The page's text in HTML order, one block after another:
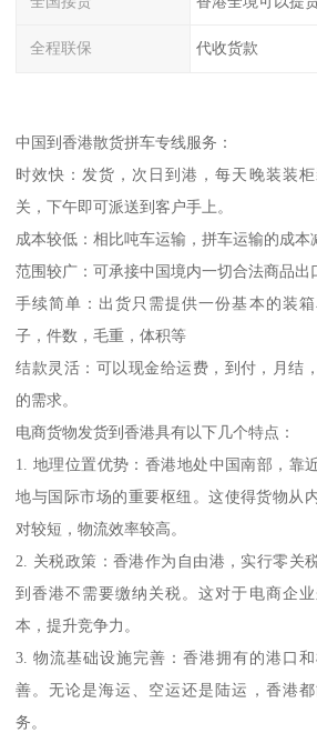
全程联保 代收货款
中国到香港散货拼车专线服务：
时效快：发货，次日到港，每天晚装装
关，下午即可派送到客户手上。
成本较低：相比吨车运输，拼车运输的成本
范围较广：可承接中国境内一切合法商品出
手续简单：出货只需提供一份基本的装
子，件数，毛重，体积等
结款灵活：可以现金给运费，到付，月结
的需求。
电商货物发货到香港具有以下几个特点：
1. 地理位置优势：香港地处中国南部，靠
地与国际市场的重要枢纽。这使得货物从
对较短，物流效率较高。
2. 关税政策：香港作为自由港，实行零关
到香港不需要缴纳关税。这对于电商企
本，提升竞争力。
3. 物流基础设施完善：香港拥有的港口
善。无论是海运、空运还是陆运，香港
务。